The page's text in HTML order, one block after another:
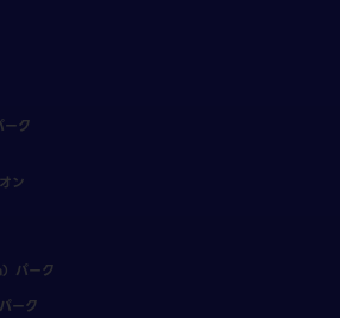
ク
ン
パーク
ーク